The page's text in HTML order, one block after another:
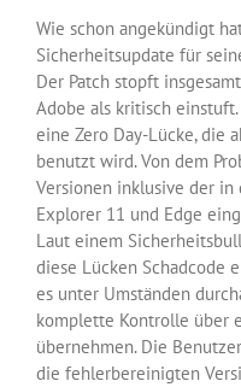
Wie schon angekündigt
Sicherheitsupdate für
Der Patch stopft
Adobe als kritisch
eine Zero Day-Lücke, die
benutzt wird. Von dem
Versionen inklusive der
Explorer 11 und Edge
Laut einem
diese Lücken Schadcode
es unter Umständen
komplette Kontrolle über
übernehmen. Die
die fehlerbereinigten